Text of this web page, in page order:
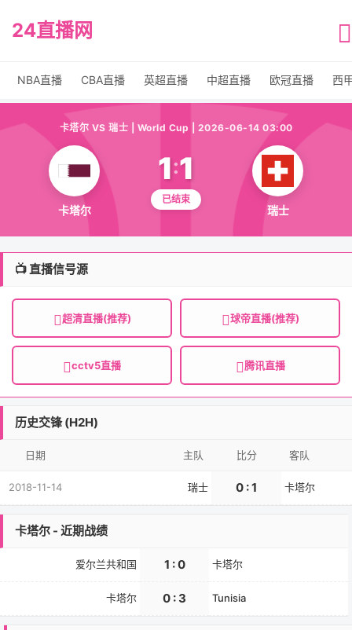
24直播网
NBA直播 CBA直播 英超直播 中超直播 欧冠直播 西
卡塔尔 VS 瑞士 | World Cup | 2026-06-14 03:00
卡塔尔
1:1
已结束
瑞士
📺 直播信号源
超清直播(推荐) 球帝直播(推荐)
cctv5直播 腾讯直播
历史交锋 (H2H)
日期 主队 比分 客队
2018-11-14 瑞士 0 : 1 卡塔尔
卡塔尔 - 近期战绩
爱尔兰共和国 1 : 0 卡塔尔
卡塔尔 0 : 3 Tunisia